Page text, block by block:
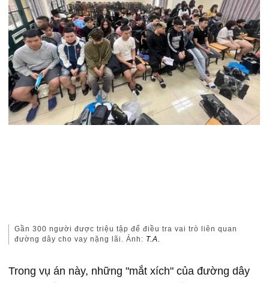
Gần 300 người được triệu tập để điều tra vai trò liên quan
đường dây cho vay nặng lãi. Ảnh: T.A.
Trong vụ án này, những "mắt xích" của đường dây